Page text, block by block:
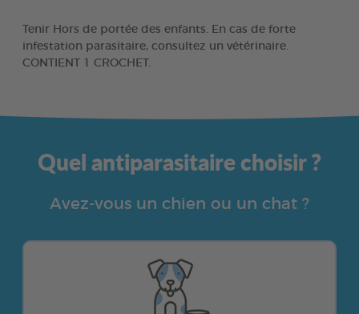
Tenir Hors de portée des enfants. En cas de forte
infestation parasitaire, consultez un vétérinaire.
CONTIENT 1 CROCHET.
Quel antiparasitaire choisir ?
Avez-vous un chien ou un chat ?